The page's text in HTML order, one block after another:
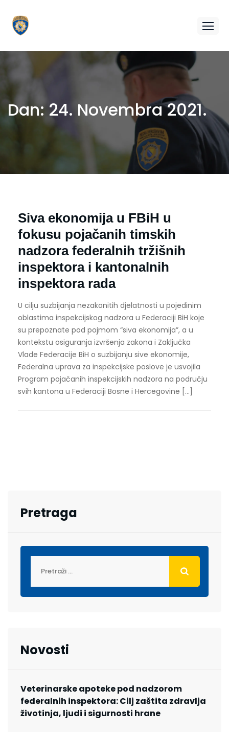
Dan:24. Novembra 2021.
Siva ekonomija u FBiH u
fokusu pojačanih timskih
nadzora federalnih tržišnih
inspektora i kantonalnih
inspektora rada
U cilju suzbijanja nezakonitih djelatnosti u pojedinim
oblastima inspekcijskog nadzora u Federaciji BiH koje
su prepoznate pod pojmom “siva ekonomija”, a u
kontekstu osiguranja izvršenja zakona i Zaključka
Vlade Federacije BiH o suzbijanju sive ekonomije,
Federalna uprava za inspekcijske poslove je usvojila
Program pojačanih inspekcijskih nadzora na području
svih kantona u Federaciji Bosne i Hercegovine […]
Pretraga
Novosti
Veterinarske apoteke pod nadzorom
federalnih inspektora: Cilj zaštita zdravlja
životinja, ljudi i sigurnosti hrane